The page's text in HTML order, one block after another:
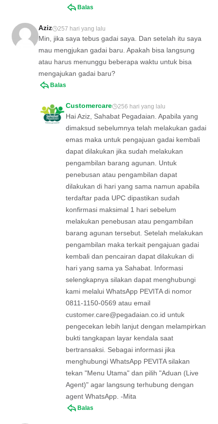
Balas
Aziz 257 hari yang lalu
Min, jika saya tebus gadai saya. Dan setelah itu saya
mau mengjukan gadai baru. Apakah bisa langsung
atau harus menunggu beberapa waktu untuk bisa
mengajukan gadai baru?
Balas
Customercare 256 hari yang lalu
Hai Aziz, Sahabat Pegadaian. Apabila yang
dimaksud sebelumnya telah melakukan gadai
emas maka untuk pengajuan gadai kembali
dapat dilakukan jika sudah melakukan
pengambilan barang agunan. Untuk
penebusan atau pengambilan dapat
dilakukan di hari yang sama namun apabila
terdaftar pada UPC dipastikan sudah
konfirmasi maksimal 1 hari sebelum
melakukan penebusan atau pengambilan
barang agunan tersebut. Setelah melakukan
pengambilan maka terkait pengajuan gadai
kembali dan pencairan dapat dilakukan di
hari yang sama ya Sahabat. Informasi
selengkapnya silakan dapat menghubungi
kami melalui WhatsApp PEVITA di nomor
0811-1150-0569 atau email
customer.care@pegadaian.co.id untuk
pengecekan lebih lanjut dengan melampirkan
bukti tangkapan layar kendala saat
bertransaksi. Sebagai informasi jika
menghubungi WhatsApp PEVITA silakan
tekan "Menu Utama" dan pilih "Aduan (Live
Agent)" agar langsung terhubung dengan
agent WhatsApp. -Mita
Balas